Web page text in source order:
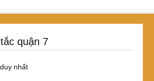
quận 7
nhất